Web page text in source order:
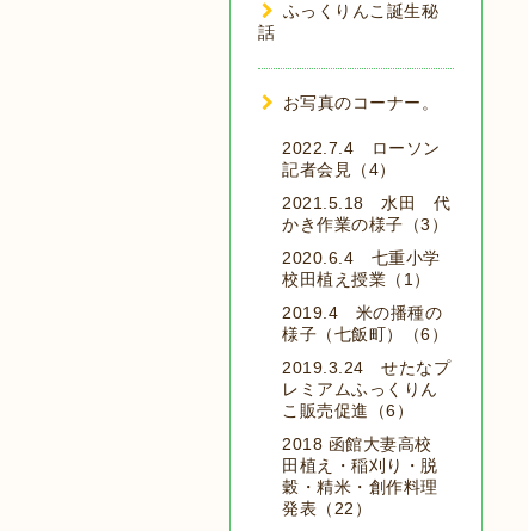
ふっくりんこ誕生秘
話
お写真のコーナー。
2022.7.4 ローソン
記者会見（4）
2021.5.18 水田 代
かき作業の様子（3）
2020.6.4 七重小学
校田植え授業（1）
2019.4 米の播種の
様子（七飯町）（6）
2019.3.24 せたなプ
レミアムふっくりん
こ販売促進（6）
2018 函館大妻高校
田植え・稲刈り・脱
穀・精米・創作料理
発表（22）